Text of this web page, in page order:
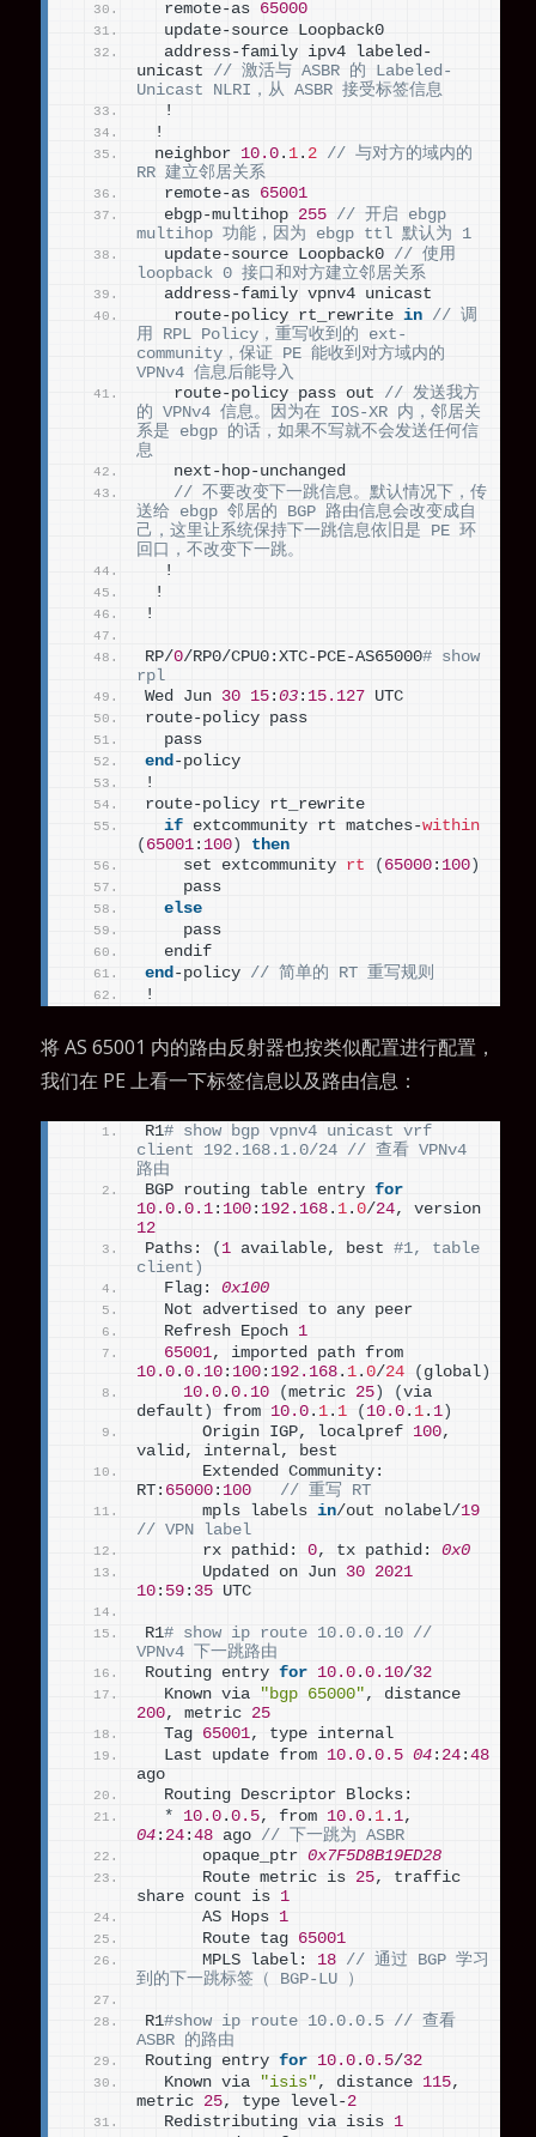
  remote-as
65000
  update-source Loopback0
  address-family ipv4 labeled-
unicast // 激活与 ASBR 的 Labeled-
Unicast NLRI，从 ASBR 接受标签信息
  !
!
neighbor 10.0 . 1 . 2 // 与对方的域内的
RR 建立邻居关系
  remote-as
65001
  ebgp-multihop
255 // 开启 ebgp
multihop 功能，因为 ebgp ttl 默认为 1
  update-source Loopback0
// 使用
loopback 0 接口和对方建立邻居关系
  address-family vpnv4 unicast
   route-policy rt_rewrite
in // 调
用 RPL Policy，重写收到的 ext-
community，保证 PE 能收到对方域内的
VPNv4 信息后能导入
   route-policy pass out
// 发送我方
的 VPNv4 信息。因为在 IOS-XR 内，邻居关
系是 ebgp 的话，如果不写就不会发送任何信
息
   next-hop-unchanged
// 不要改变下一跳信息。默认情况下，传
送给 ebgp 邻居的 BGP 路由信息会改变成自
己，这里让系统保持下一跳信息依旧是 PE 环
回口，不改变下一跳。
  !
!
!
RP/0/RP0/CPU0:XTC-PCE-AS65000# show
rpl
Wed Jun 30 15 :03 : 15.127 UTC
route-policy pass
  pass
end -policy
!
route-policy rt_rewrite
if extcommunity rt matches-within
( 65001 : 100 )
then
    set extcommunity
rt ( 65000 : 100 )
    pass
else
    pass
  endif
end -policy // 简单的 RT 重写规则
!
将 AS 65001 内的路由反射器也按类似配置进行配置，
我们在 PE 上看一下标签信息以及路由信息：
R1# show bgp vpnv4 unicast vrf
client 192.168.1.0/24 // 查看 VPNv4
路由
BGP routing table entry for
10.0 .0.1 : 100 : 192.168 . 1 .0/24
12
Paths:
( 1 available, best #1, table
client)
  Flag:
0x100
  Not advertised to any peer
  Refresh Epoch
1
65001
10.0 .0.10 : 100 : 192.168 . 1 .0/24 ( global )
10.0 .0.10 (metric 25 ) (via
default ) from 10.0 . 1 . 1 ( 10.0 . 1 . 1 )
      Origin IGP, localpref
100,
valid, internal, best
      Extended Community:
RT: 65000 : 100
// 重写 RT
      mpls labels
in/out nolabel/19
// VPN label
      rx pathid:
0, tx pathid: 0x0
      Updated on Jun
30 2021
10 : 59 : 35 UTC
R1# show ip route 10.0.0.10 //
VPNv4 下一跳路由
Routing entry for 10.0 .0.10/32
  Known via
"bgp 65000"
200, metric 25
  Tag
65001, type internal
  Last update from
10.0 .0.5 04 : 24 :48
ago
  Routing Descriptor Blocks:
*
10.0 .0.5, from 10.0 . 1 . 1
04 : 24 :48 ago // 下一跳为 ASBR
      opaque_ptr
0x7F5D8B19ED28
      Route metric is
25, traffic
share count is 1
      AS Hops
1
      Route tag
65001
      MPLS label:
18 // 通过 BGP 学习
到的下一跳标签（ BGP-LU ）
R1#show ip route 10.0.0.5 // 查看
ASBR 的路由
Routing entry for 10.0 .0.5/32
  Known via
"isis" , distance 115,
metric 25, type level-2
  Redistributing via isis
1